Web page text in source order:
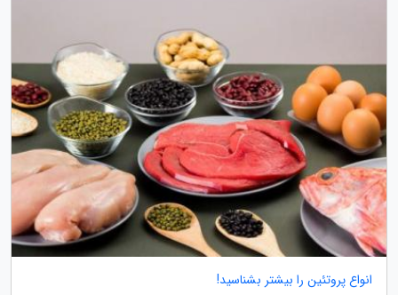
انواع پروتئین را بیشتر بشناسید!